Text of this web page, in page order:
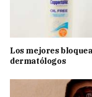
Los mejores
dermatólogos